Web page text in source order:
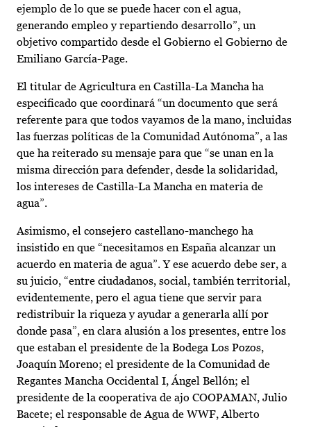
ejemplo de lo que se puede hacer con el agua,
generando empleo y repartiendo desarrollo”, un
objetivo compartido desde el Gobierno el Gobierno de
Emiliano García-Page.
El titular de Agricultura en Castilla-La Mancha ha
especificado que coordinará “un documento que será
referente para que todos vayamos de la mano, incluidas
las fuerzas políticas de la Comunidad Autónoma”, a las
que ha reiterado su mensaje para que “se unan en la
misma dirección para defender, desde la solidaridad,
los intereses de Castilla-La Mancha en materia de
agua”.
Asimismo, el consejero castellano-manchego ha
insistido en que “necesitamos en España alcanzar un
acuerdo en materia de agua”. Y ese acuerdo debe ser, a
su juicio, “entre ciudadanos, social, también territorial,
evidentemente, pero el agua tiene que servir para
redistribuir la riqueza y ayudar a generarla allí por
donde pasa”, en clara alusión a los presentes, entre los
que estaban el presidente de la Bodega Los Pozos,
Joaquín Moreno; el presidente de la Comunidad de
Regantes Mancha Occidental I, Ángel Bellón; el
presidente de la cooperativa de ajo COOPAMAN, Julio
Bacete; el responsable de Agua de WWF, Alberto